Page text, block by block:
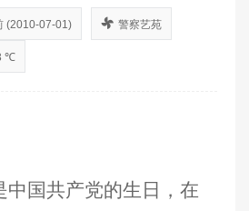
(2010-07-01) 警察艺苑
℃
中国共产党的生日，在